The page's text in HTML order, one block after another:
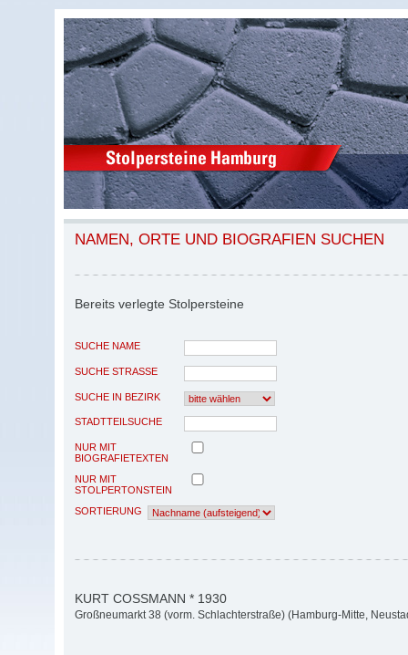
NAMEN, ORTE UND BIOGRAFIEN SUCHEN
Bereits verlegte Stolpersteine
SUCHE NAME
SUCHE STRASSE
SUCHE IN BEZIRK
STADTTEILSUCHE
NUR MIT
BIOGRAFIETEXTEN
NUR MIT
STOLPERTONSTEIN
SORTIERUNG
KURT COSSMANN * 1930
Großneumarkt 38 (vorm. Schlachterstraße) (Hamburg-Mitte,